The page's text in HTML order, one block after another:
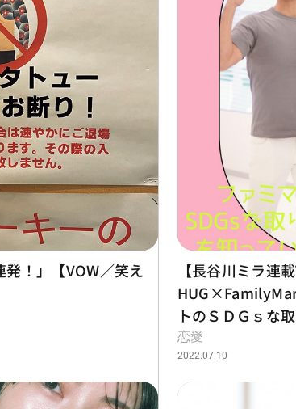
発！」【VOW／笑え
【長谷川ミラ連
トのＳＤＧｓな
ちゃんがファミ
ュー‼
恋愛
2022.07.10